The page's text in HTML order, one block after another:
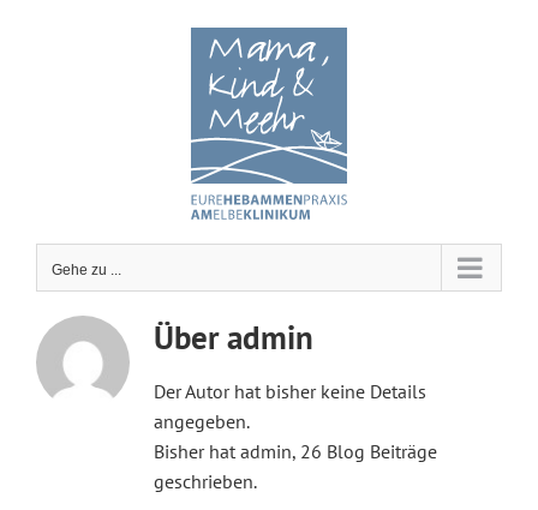
Gehe zu ...
Überadmin
Der Autor hat bisher keine Details
angegeben.
Bisher hat admin, 26 Blog Beiträge
geschrieben.